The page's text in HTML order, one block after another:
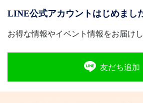
LINE公式アカウントはじめまし
お得な情報やイベント情報をお届けし
友だち追加